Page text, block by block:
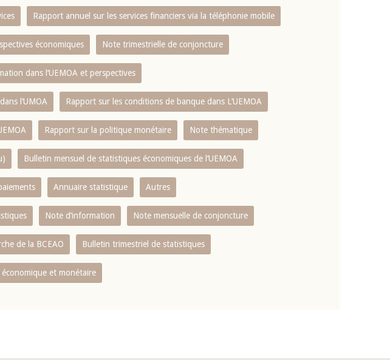
Rapport annuel sur les services financiers via la téléphonie mobile
économiques Note trimestrielle de conjoncture
dans l‘UEMOA et perspectives
l‘UMOA Rapport sur les conditions de banque dans L‘UEMOA
Rapport sur la politique monétaire Note thématique
Bulletin mensuel de statistiques économiques de l‘UEMOA
Annuaire statistique Autres
Note d’information Note mensuelle de conjoncture
de la BCEAO Bulletin trimestriel de statistiques
économique et monétaire